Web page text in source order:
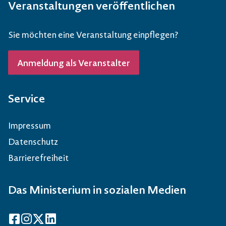
Veranstaltungen veröffentlichen
Sie möchten eine Veranstaltung einpflegen?
Anmeldung als Veranstalter
Service
Impressum
Datenschutz
Barrierefreiheit
Das Ministerium in sozialen Medien